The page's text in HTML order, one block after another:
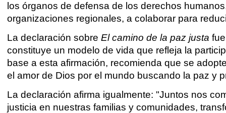
los órganos de defensa de los derechos
organizaciones regionales, a colaborar para
La declaración sobreEl camino de la paz justa
constituye un modelo de vida que refleja la
base a esta afirmación, recomienda que se
el amor de Dios por el mundo buscando la paz y
La declaración afirma igualmente: "Juntos nos
justicia en nuestras familias y comunidades,